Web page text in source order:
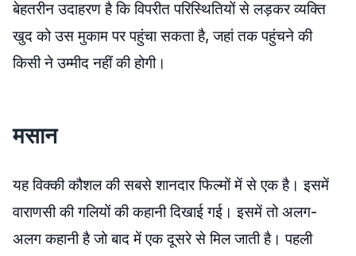
बेहतरीन उदाहरण है कि विपरीत परिस्थितियों से लड़कर व्यक्ति
खुद को उस मुकाम पर पहुंचा सकता है, जहां तक पहुंचने की
किसी ने उम्मीद नहीं की होगी।
मसान
यह विक्की कौशल की सबसे शानदार फिल्मों में से एक है। इसमें
वाराणसी की गलियों की कहानी दिखाई गई। इसमें तो अलग-
अलग कहानी है जो बाद में एक दूसरे से मिल जाती है। पहली